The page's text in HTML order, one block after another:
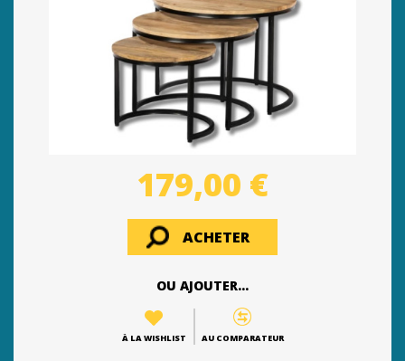
179,00 €
ACHETER
OU AJOUTER...
À LA WISHLIST AU COMPARATEUR